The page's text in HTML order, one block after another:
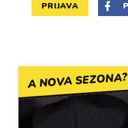
PRIJAVA
A NOVA SEZONA?